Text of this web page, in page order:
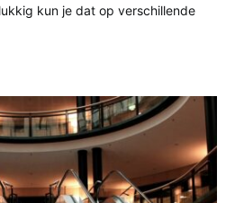
kun je dat op verschillende